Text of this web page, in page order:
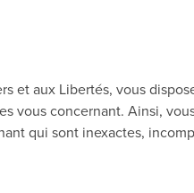
et aux Libertés, vous
vous concernant. Ainsi,
qui sont inexactes,